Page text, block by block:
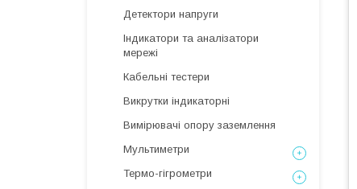
Детектори напруги
Індикатори та аналізатори
мережі
Кабельні тестери
Викрутки індикаторні
Вимірювачі опору заземлення
Мультиметри
Термо-гігрометри